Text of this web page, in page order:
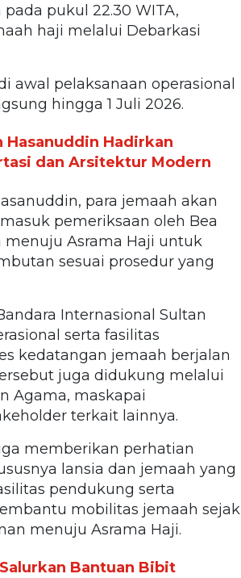
pukul 22.30 WITA,
haji melalui Debarkasi
awal pelaksanaan operasional
hingga 1 Juli 2026.
Hasanuddin Hadirkan
dan Arsitektur Modern
para jemaah akan
pemeriksaan oleh Bea
Asrama Haji untuk
sesuai prosedur yang
Internasional Sultan
serta fasilitas
kedatangan jemaah berjalan
juga didukung melalui
Agama, maskapai
terkait lainnya.
memberikan perhatian
lansia dan jemaah yang
pendukung serta
mobilitas jemaah sejak
menuju Asrama Haji.
Bantuan Bibit